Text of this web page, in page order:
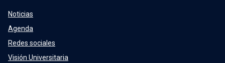
Noticias
Agenda
Redes sociales
Visión Universitaria